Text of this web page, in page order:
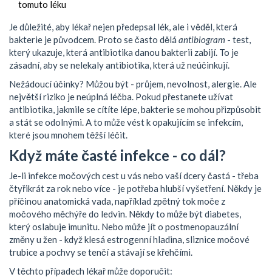
tomuto léku
Je důležité, aby lékař nejen předepsal lék, ale i věděl, která
bakterie je původcem. Proto se často dělá antibiogram - test,
který ukazuje, která antibiotika danou bakterii zabijí. To je
zásadní, aby se nelekaly antibiotika, která už neúčinkují.
Nežádoucí účinky? Můžou být - průjem, nevolnost, alergie. Ale
největší riziko je neúplná léčba. Pokud přestanete užívat
antibiotika, jakmile se cítíte lépe, bakterie se mohou přizpůsobit
a stát se odolnými. A to může vést k opakujícím se infekcím,
které jsou mnohem těžší léčit.
Když máte časté infekce - co dál?
Je-li infekce močových cest u vás nebo vaší dcery častá - třeba
čtyřikrát za rok nebo více - je potřeba hlubší vyšetření. Někdy je
příčinou anatomická vada, například zpětný tok moče z
močového měchýře do ledvin. Někdy to může být diabetes,
který oslabuje imunitu. Nebo může jít o postmenopauzální
změny u žen - když klesá estrogenní hladina, sliznice močové
trubice a pochvy se tenčí a stávají se křehčími.
V těchto případech lékař může doporučit: